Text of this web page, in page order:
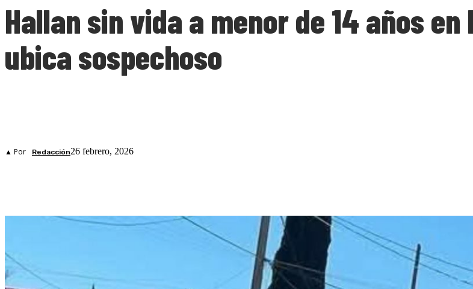
Hallan sin vida a menor de 14 años
ubica sospechoso
▲ Por Redacción26 febrero, 2026